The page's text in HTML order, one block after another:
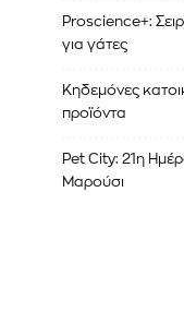
ΕΓΓΡΑΦΉ!
Proscience+:
για γάτες
Κηδεμόνες
προϊόντα
Pet City: 21η
Μαρούσι